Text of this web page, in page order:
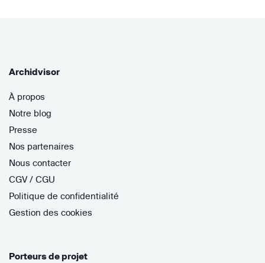
Archidvisor
À propos
Notre blog
Presse
Nos partenaires
Nous contacter
CGV / CGU
Politique de confidentialité
Gestion des cookies
Porteurs de projet